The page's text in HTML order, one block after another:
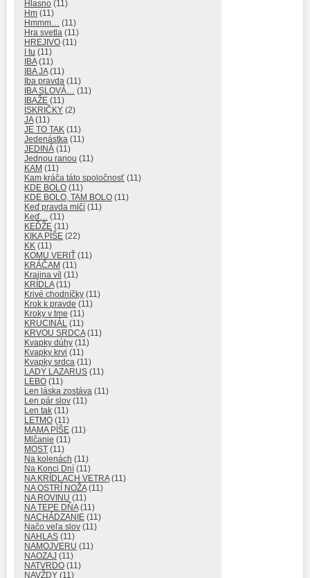
Hlasno (11)
Hm (11)
Hmmm… (11)
Hra svetla (11)
HREJIVO (11)
I tu (11)
IBA(11)
IBA JA(11)
Iba pravda (11)
IBA SLOVÁ… (11)
IBAŽE (11)
ISKRIČKY (2)
JA(11)
JE TO TAK (11)
Jedenástka (11)
JEDINÁ (11)
Jednou ranou (11)
KAM (11)
Kam kráča táto spoločnosť (11)
KDE BOLO (11)
KDE BOLO, TAM BOLO (11)
Keď pravda mlčí (11)
Keď… (11)
KEĎŽE (11)
KIKA PÍŠE (22)
KK (11)
KOMU VERIŤ (11)
KRÁČAM (11)
Krajina víl (11)
KRÍDLA(11)
Krivé chodníčky (11)
Krok k pravde (11)
Kroky v tme (11)
KRUCINÁL (11)
KRVOU SRDCA(11)
Kvapky dúhy (11)
Kvapky krvi (11)
Kvapky srdca (11)
LADY LAZARUS (11)
LEBO (11)
Len láska zostáva (11)
Len pár slov (11)
Len tak (11)
LETMO (11)
MAMA PÍŠE (11)
Mlčanie (11)
MOST (11)
Na kolenách (11)
Na Konci Dní (11)
NA KRÍDLACH VETRA(11)
NA OSTRÍ NOŽA(11)
NA ROVINU (11)
NA TEPE DŇA(11)
NACHÁDZANIE (11)
Načo veľa slov (11)
NAHLAS (11)
NAMOJVERU (11)
NAOZAJ (11)
NATVRDO (11)
NAVŽDY (11)